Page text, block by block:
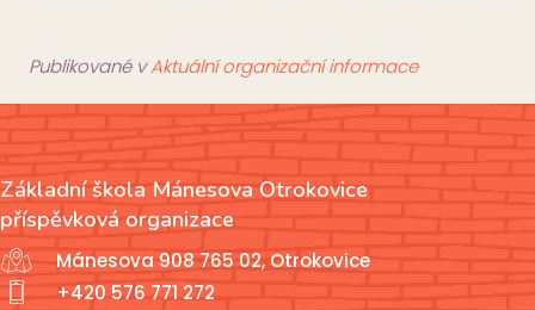
Publikované vAktuální organizační informace
Základní škola Mánesova Otrokovice
příspěvková organizace
Mánesova 908 765 02, Otrokovice
+420 576 771 272